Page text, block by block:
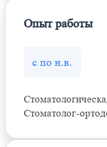
Опыт работы
с по н.в.
Стоматолог-